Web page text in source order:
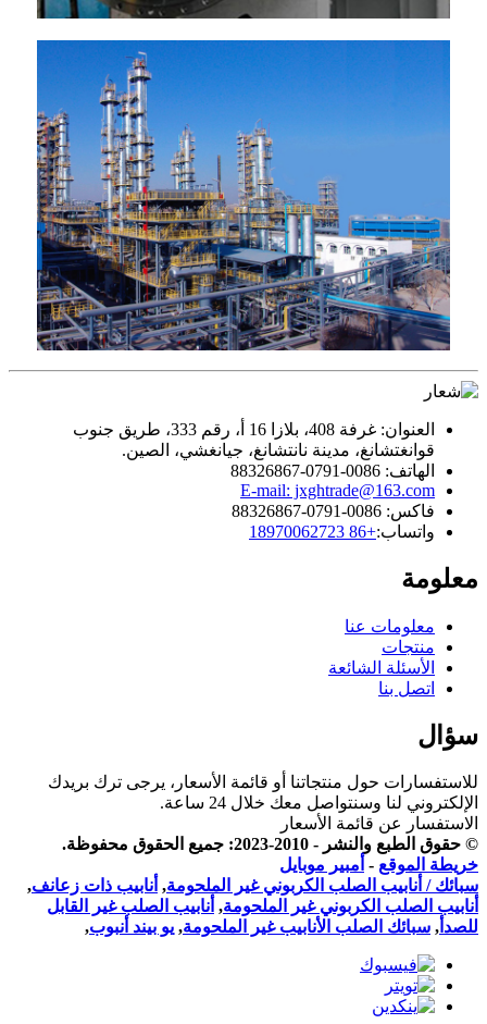
العنوان: غرفة 408، بلازا 16 أ، رقم 333، طريق جنوب
قوانغتشانغ، مدينة نانتشانغ، جيانغشي، الصين.
الهاتف: 0086-0791-88326867
E-mail: jxghtrade@163.com
فاكس: 0086-0791-88326867
واتساب:+86 18970062723
معلومة
معلومات عنا
منتجات
الأسئلة الشائعة
اتصل بنا
سؤال
للاستفسارات حول منتجاتنا أو قائمة الأسعار، يرجى ترك بريدك
الإلكتروني لنا وسنتواصل معك خلال 24 ساعة.
الاستفسار عن قائمة الأسعار
© حقوق الطبع والنشر - 2010-2023: جميع الحقوق محفوظة.
خريطة الموقع - أمبير موبايل
سبائك / أنابيب الصلب الكربوني غير الملحومة, أنابيب ذات زعانف,
أنابيب الصلب الكربوني غير الملحومة, أنابيب الصلب غير القابل
للصدأ , سبائك الصلب الأنابيب غير الملحومة, يو بيند أنبوب,